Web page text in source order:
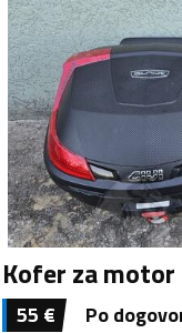
Kofer za
55 € Po